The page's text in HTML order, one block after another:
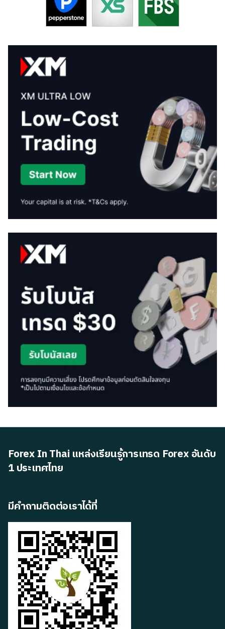
Forex In Thai แหล่งเรียนรู้การเทรด Forex อันดับ
1 ประเทศไทย
มีคำถามติดต่อเราได้ที่